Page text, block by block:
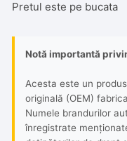
Pretul este pe bucata
Notă importantă
Acesta este un
originală (OEM)
Numele brandurilor
înregistrate